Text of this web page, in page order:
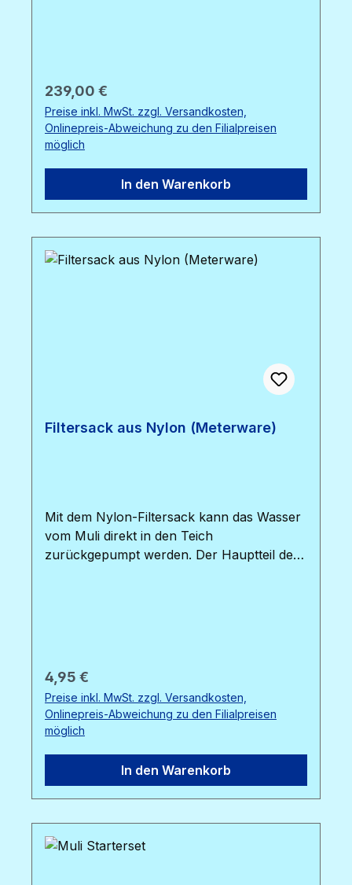
Regulärer Preis:
239,00 €
Preise inkl. MwSt. zzgl. Versandkosten,
Onlinepreis-Abweichung zu den Filialpreisen
möglich
In den Warenkorb
Filtersack aus Nylon (Meterware)
Mit dem Nylon-Filtersack kann das Wasser
vom Muli direkt in den Teich
zurückgepumpt werden. Der Hauptteil des
Regulärer Preis:
4,95 €
Preise inkl. MwSt. zzgl. Versandkosten,
Onlinepreis-Abweichung zu den Filialpreisen
möglich
In den Warenkorb